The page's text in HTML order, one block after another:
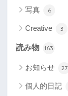
写真 6
Creative 3
読み物 163
お知らせ 27
個人的日記